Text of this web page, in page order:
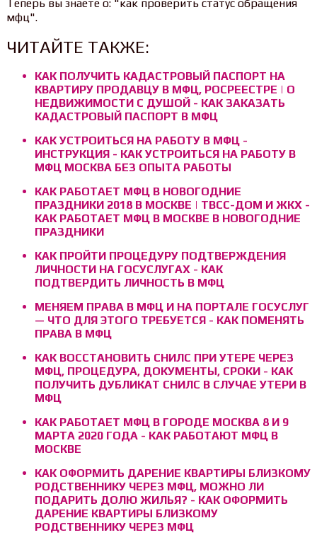
Теперь вы знаете о: "как проверить статус обращения
мфц".
ЧИТАЙТЕ ТАКЖЕ:
КАК ПОЛУЧИТЬ КАДАСТРОВЫЙ ПАСПОРТ НА
КВАРТИРУ ПРОДАВЦУ В МФЦ, РОСРЕЕСТРЕ | О
НЕДВИЖИМОСТИ С ДУШОЙ - КАК ЗАКАЗАТЬ
КАДАСТРОВЫЙ ПАСПОРТ В МФЦ
КАК УСТРОИТЬСЯ НА РАБОТУ В МФЦ -
ИНСТРУКЦИЯ - КАК УСТРОИТЬСЯ НА РАБОТУ В
МФЦ МОСКВА БЕЗ ОПЫТА РАБОТЫ
КАК РАБОТАЕТ МФЦ В НОВОГОДНИЕ
ПРАЗДНИКИ 2018 В МОСКВЕ | TBCC-ДОМ И ЖКХ -
КАК РАБОТАЕТ МФЦ В МОСКВЕ В НОВОГОДНИЕ
ПРАЗДНИКИ
КАК ПРОЙТИ ПРОЦЕДУРУ ПОДТВЕРЖДЕНИЯ
ЛИЧНОСТИ НА ГОСУСЛУГАХ - КАК
ПОДТВЕРДИТЬ ЛИЧНОСТЬ В МФЦ
МЕНЯЕМ ПРАВА В МФЦ И НА ПОРТАЛЕ ГОСУСЛУГ
— ЧТО ДЛЯ ЭТОГО ТРЕБУЕТСЯ - КАК ПОМЕНЯТЬ
ПРАВА В МФЦ
КАК ВОССТАНОВИТЬ СНИЛС ПРИ УТЕРЕ ЧЕРЕЗ
МФЦ, ПРОЦЕДУРА, ДОКУМЕНТЫ, СРОКИ - КАК
ПОЛУЧИТЬ ДУБЛИКАТ СНИЛС В СЛУЧАЕ УТЕРИ В
МФЦ
КАК РАБОТАЕТ МФЦ В ГОРОДЕ МОСКВА 8 И 9
МАРТА 2020 ГОДА - КАК РАБОТАЮТ МФЦ В
МОСКВЕ
КАК ОФОРМИТЬ ДАРЕНИЕ КВАРТИРЫ БЛИЗКОМУ
РОДСТВЕННИКУ ЧЕРЕЗ МФЦ, МОЖНО ЛИ
ПОДАРИТЬ ДОЛЮ ЖИЛЬЯ? - КАК ОФОРМИТЬ
ДАРЕНИЕ КВАРТИРЫ БЛИЗКОМУ
РОДСТВЕННИКУ ЧЕРЕЗ МФЦ